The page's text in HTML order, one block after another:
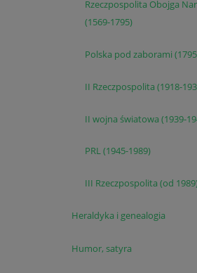
Rzeczpospolita Obojga
(1569-1795)
Polska pod zaborami
II Rzeczpospolita (1918-
II wojna światowa (1939-
PRL (1945-1989)
III Rzeczpospolita (od
Heraldyka i genealogia
Humor, satyra